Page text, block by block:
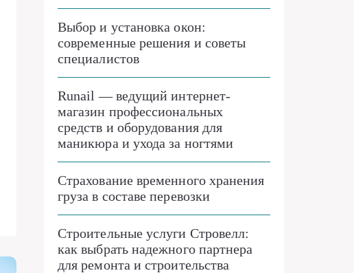
Выбор и установка окон:
современные решения и советы
специалистов
Runail — ведущий интернет-
магазин профессиональных
средств и оборудования для
маникюра и ухода за ногтями
Страхование временного хранения
груза в составе перевозки
Строительные услуги Стровелл:
как выбрать надежного партнера
для ремонта и строительства